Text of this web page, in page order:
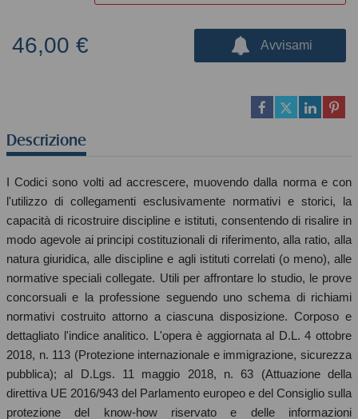
46,00 € Avvisami
Descrizione
I Codici sono volti ad accrescere, muovendo dalla norma e con
l'utilizzo di collegamenti esclusivamente normativi e storici, la
capacità di ricostruire discipline e istituti, consentendo di risalire in
modo agevole ai principi costituzionali di riferimento, alla ratio, alla
natura giuridica, alle discipline e agli istituti correlati (o meno), alle
normative speciali collegate. Utili per affrontare lo studio, le prove
concorsuali e la professione seguendo uno schema di richiami
normativi costruito attorno a ciascuna disposizione. Corposo e
dettagliato l'indice analitico. L'opera è aggiornata al D.L. 4 ottobre
2018, n. 113 (Protezione internazionale e immigrazione, sicurezza
pubblica); al D.Lgs. 11 maggio 2018, n. 63 (Attuazione della
direttiva UE 2016/943 del Parlamento europeo e del Consiglio sulla
protezione del know-how riservato e delle informazioni